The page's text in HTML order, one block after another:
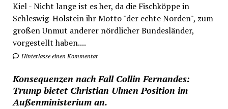
Kiel - Nicht lange ist es her, da die Fischköppe in
Schleswig-Holstein ihr Motto "der echte Norden", zum
großen Unmut anderer nördlicher Bundesländer,
vorgestellt haben....
Hinterlasse einen Kommentar
Konsequenzen nach Fall Collin Fernandes:
Trump bietet Christian Ulmen Position im
Außenministerium an.